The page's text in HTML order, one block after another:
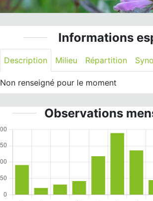
Informations
Description Milieu Répartition
Non renseigné pour le moment
Observations